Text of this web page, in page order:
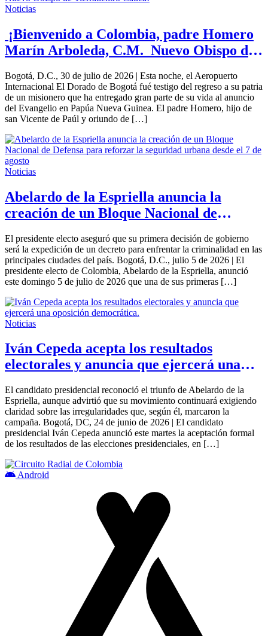
Noticias
¡Bienvenido a Colombia, padre Homero
Marín Arboleda, C.M. Nuevo Obispo de
Bogotá, D.C., 30 de julio de 2026 | Esta noche, el Aeropuerto
Internacional El Dorado de Bogotá fué testigo del regreso a su patria
de un misionero que ha entregado gran parte de su vida al anuncio
del Evangelio en Papúa Nueva Guinea. El padre Homero, hijo de
san Vicente de Paúl y oriundo de […]
Noticias
Abelardo de la Espriella anuncia la
creación de un Bloque Nacional de
urbana desde el 7 de agosto
El presidente electo aseguró que su primera decisión de gobierno
será la expedición de un decreto para enfrentar la criminalidad en las
principales ciudades del país. Bogotá, D.C., julio 5 de 2026 | El
presidente electo de Colombia, Abelardo de la Espriella, anunció
este domingo 5 de julio de 2026 que una de sus primeras […]
Noticias
Iván Cepeda acepta los resultados
electorales y anuncia que ejercerá una
El candidato presidencial reconoció el triunfo de Abelardo de la
Espriella, aunque advirtió que su movimiento continuará exigiendo
claridad sobre las irregularidades que, según él, marcaron la
campaña. Bogotá, DC, 24 de junio de 2026 | El candidato
presidencial Iván Cepeda anunció este martes la aceptación formal
de los resultados de las elecciones presidenciales, en […]
Android